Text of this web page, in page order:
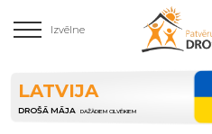
Izvēlne
LATVIJA
DROŠĀ MĀJA DAŽĀDIEM CILVĒKIEM